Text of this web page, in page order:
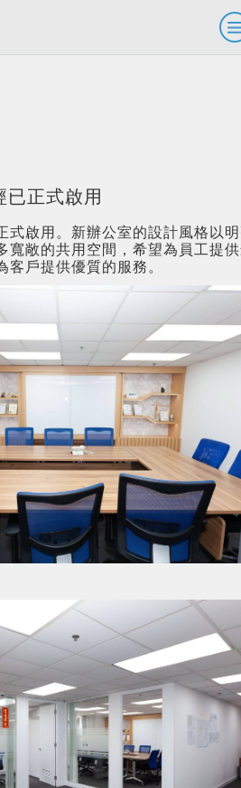
已正式啟用
式啟用。新辦公室的設計風格以
寬敞的共用空間，希望為員工提
客戶提供優質的服務。